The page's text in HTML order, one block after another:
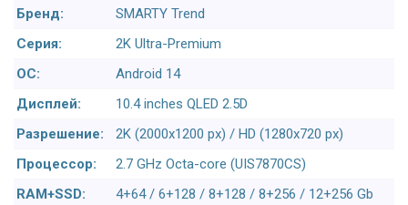
Бренд:
SMARTY Trend
Серия:
2K Ultra-Premium
ОС:
Android 14
Дисплей:
10.4 inches QLED 2.5D
Разрешение:
2K (2000x1200 px) / HD (1280x720 px)
Процессор:
2.7 GHz Octa-core (UIS7870CS)
RAM+SSD:
4+64 / 6+128 / 8+128 / 8+256 / 12+256 Gb